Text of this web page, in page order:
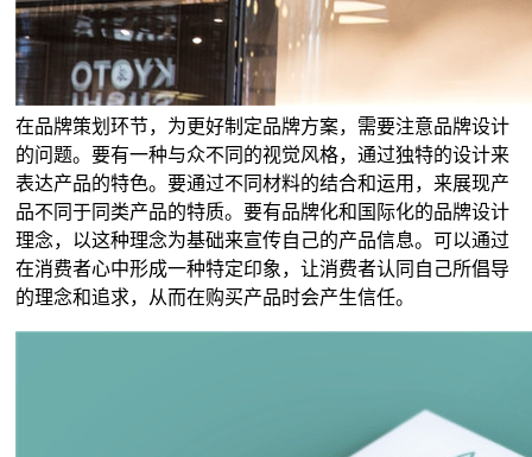
在品牌策划环节，为更好制定品牌方案，需要注意品牌设计
的问题。要有一种与众不同的视觉风格，通过独特的设计来
表达产品的特色。要通过不同材料的结合和运用，来展现产
品不同于同类产品的特质。要有品牌化和国际化的品牌设计
理念，以这种理念为基础来宣传自己的产品信息。可以通过
在消费者心中形成一种特定印象，让消费者认同自己所倡导
的理念和追求，从而在购买产品时会产生信任。